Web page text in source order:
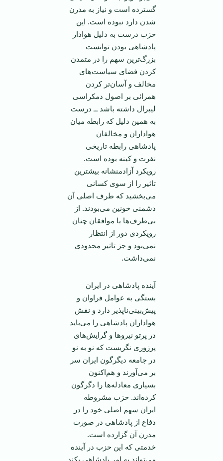
گسترده است و نیاز به مدرن
شدن دارد نبوده است. این
حزب درست به دلیل هوادار
پادشاهی بودن‌ توانست
بزرگ‌ترین سهم را در متمدن
کردن فضای سیاست‌های
مخالف و آسان‌تر کردن
همرائی بر اصول دمکراسی
لیبرال داشته باشد ــ درست
به همین دلیل که رابطه میان
هواداران و مخالفان
پادشاهی رابطه تاریخی
نفرت و کینه بوده است.
رویکرد آزاد‌منشانه بیشترین
تاثیر را از سوی کسانی
می‌بخشید که طرف اصلی آن
دشمنی خونین می‌بودند. از
بی‌طرف‌ها یا موافقان چنان
رویکردی دور از انتظار
نمی‌بود و جز تاثیر محدودی
نمی‌داشت.
آینده پادشاهی در ایران
بستگی به عوامل فراوان و
پیش‌بینی‌ناپذیر دارد و نقش
هواداران پادشاهی را می‌باید
در پرتو نیرو‌ها و گرایش‌های
پرزوری نگریست که نو به نو
در جامعه دیگرگون ایران سر
بر می‌آورند و هم‌اکنون
بسیاری معادله‌ها را دگرگون
کرده‌اند. حزب مشروطه
ایران سهم اصلی خود را در
دفاع از پادشاهی در صورت
مدرن آن گزارده است.
خدمتی که این حزب در آینده
می‌تواند به امر پادشاهی بکند